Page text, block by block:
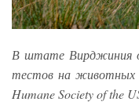
В штате Вирджиния
тестов на животных
Humane Society of the